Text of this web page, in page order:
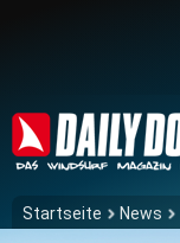
Startseite News